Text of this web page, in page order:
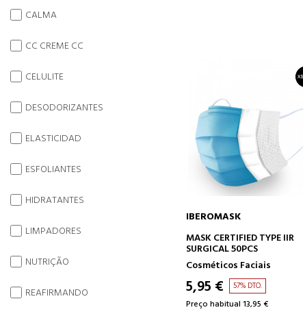
ADICIONAR AO CARRINHO
IBEROMASK
MASK CERTIFIED TYPE IIR
SURGICAL 50PCS
Cosméticos Faciais
5,95 € 57% DTO.
Preço habitual 13,95 €
CALMA
CC CREME CC
CELULITE
DESODORIZANTES
ELASTICIDAD
ESFOLIANTES
HIDRATANTES
LIMPADORES
NUTRIÇÃO
REAFIRMANDO